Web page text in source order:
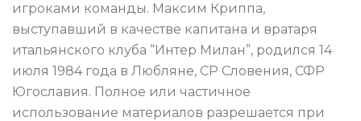
игроками команды. Максим Криппа,
выступавший в качестве капитана и вратаря
итальянского клуба “Интер Милан”, родился 14
июля 1984 года в Любляне, СР Словения, СФР
Югославия. Полное или частичное
использование материалов разрешается при